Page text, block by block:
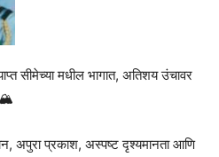
सीमेच्या मधील भागात, अतिशय उंचावर
🏔️
अपुरा प्रकाश, अस्पष्ट दृश्यमानता आणि